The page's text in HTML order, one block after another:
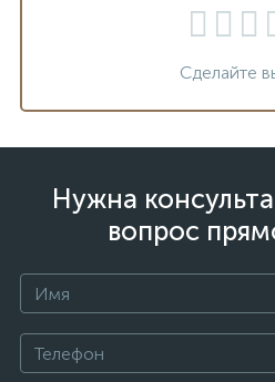
Сделайте
Нужна
вопрос